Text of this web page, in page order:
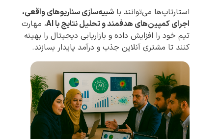
استارتاپ‌ها می‌توانند با شبیه‌سازی سناریوهای واقعی،
اجرای کمپین‌های هدفمند و تحلیل نتایج با AI
، مهارت
تیم خود را افزایش داده و بازاریابی دیجیتال را بهینه
کنند تا مشتری آنلاین جذب و درآمد پایدار بسازند.